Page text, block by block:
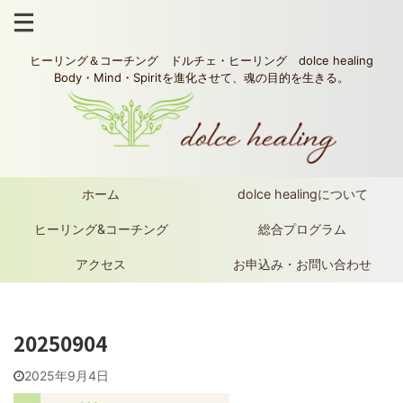
ヒーリング＆コーチング ドルチェ・ヒーリング dolce healing
Body・Mind・Spiritを進化させて、魂の目的を生きる。
ホーム dolce healingについて
ヒーリング&コーチング 総合プログラム
アクセス お申込み・お問い合わせ
20250904
2025年9月4日